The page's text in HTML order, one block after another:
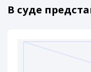
В суде